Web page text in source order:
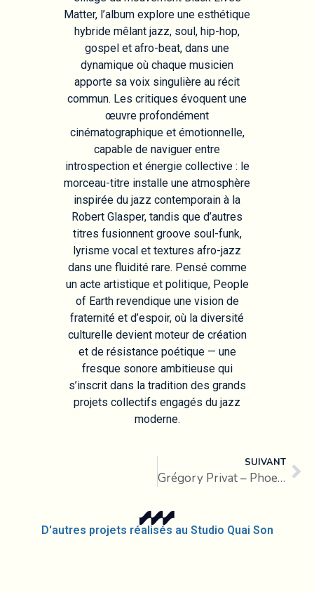
Matter, l’album explore une esthétique
hybride mêlant jazz, soul, hip-hop,
gospel et afro-beat, dans une
dynamique où chaque musicien
apporte sa voix singulière au récit
commun. Les critiques évoquent une
œuvre profondément
cinématographique et émotionnelle,
capable de naviguer entre
introspection et énergie collective : le
morceau-titre installe une atmosphère
inspirée du jazz contemporain à la
Robert Glasper, tandis que d’autres
titres fusionnent groove soul-funk,
lyrisme vocal et textures afro-jazz
dans une fluidité rare. Pensé comme
un acte artistique et politique, People
of Earth revendique une vision de
fraternité et d’espoir, où la diversité
culturelle devient moteur de création
et de résistance poétique — une
fresque sonore ambitieuse qui
s’inscrit dans la tradition des grands
projets collectifs engagés du jazz
moderne.
SUIVANT
Grégory Privat – Phoenix
D'autres projets réalisés au Studio Quai Son